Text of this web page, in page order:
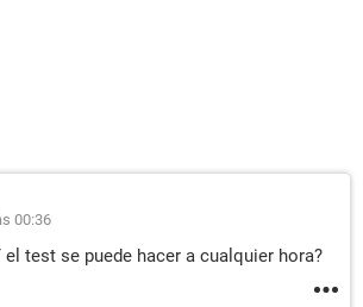
00:36
test se puede hacer a cualquier hora?